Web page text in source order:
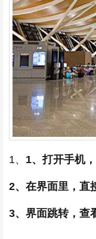
1、 1、打开手机
2、在界面里，直
3、界面跳转，查